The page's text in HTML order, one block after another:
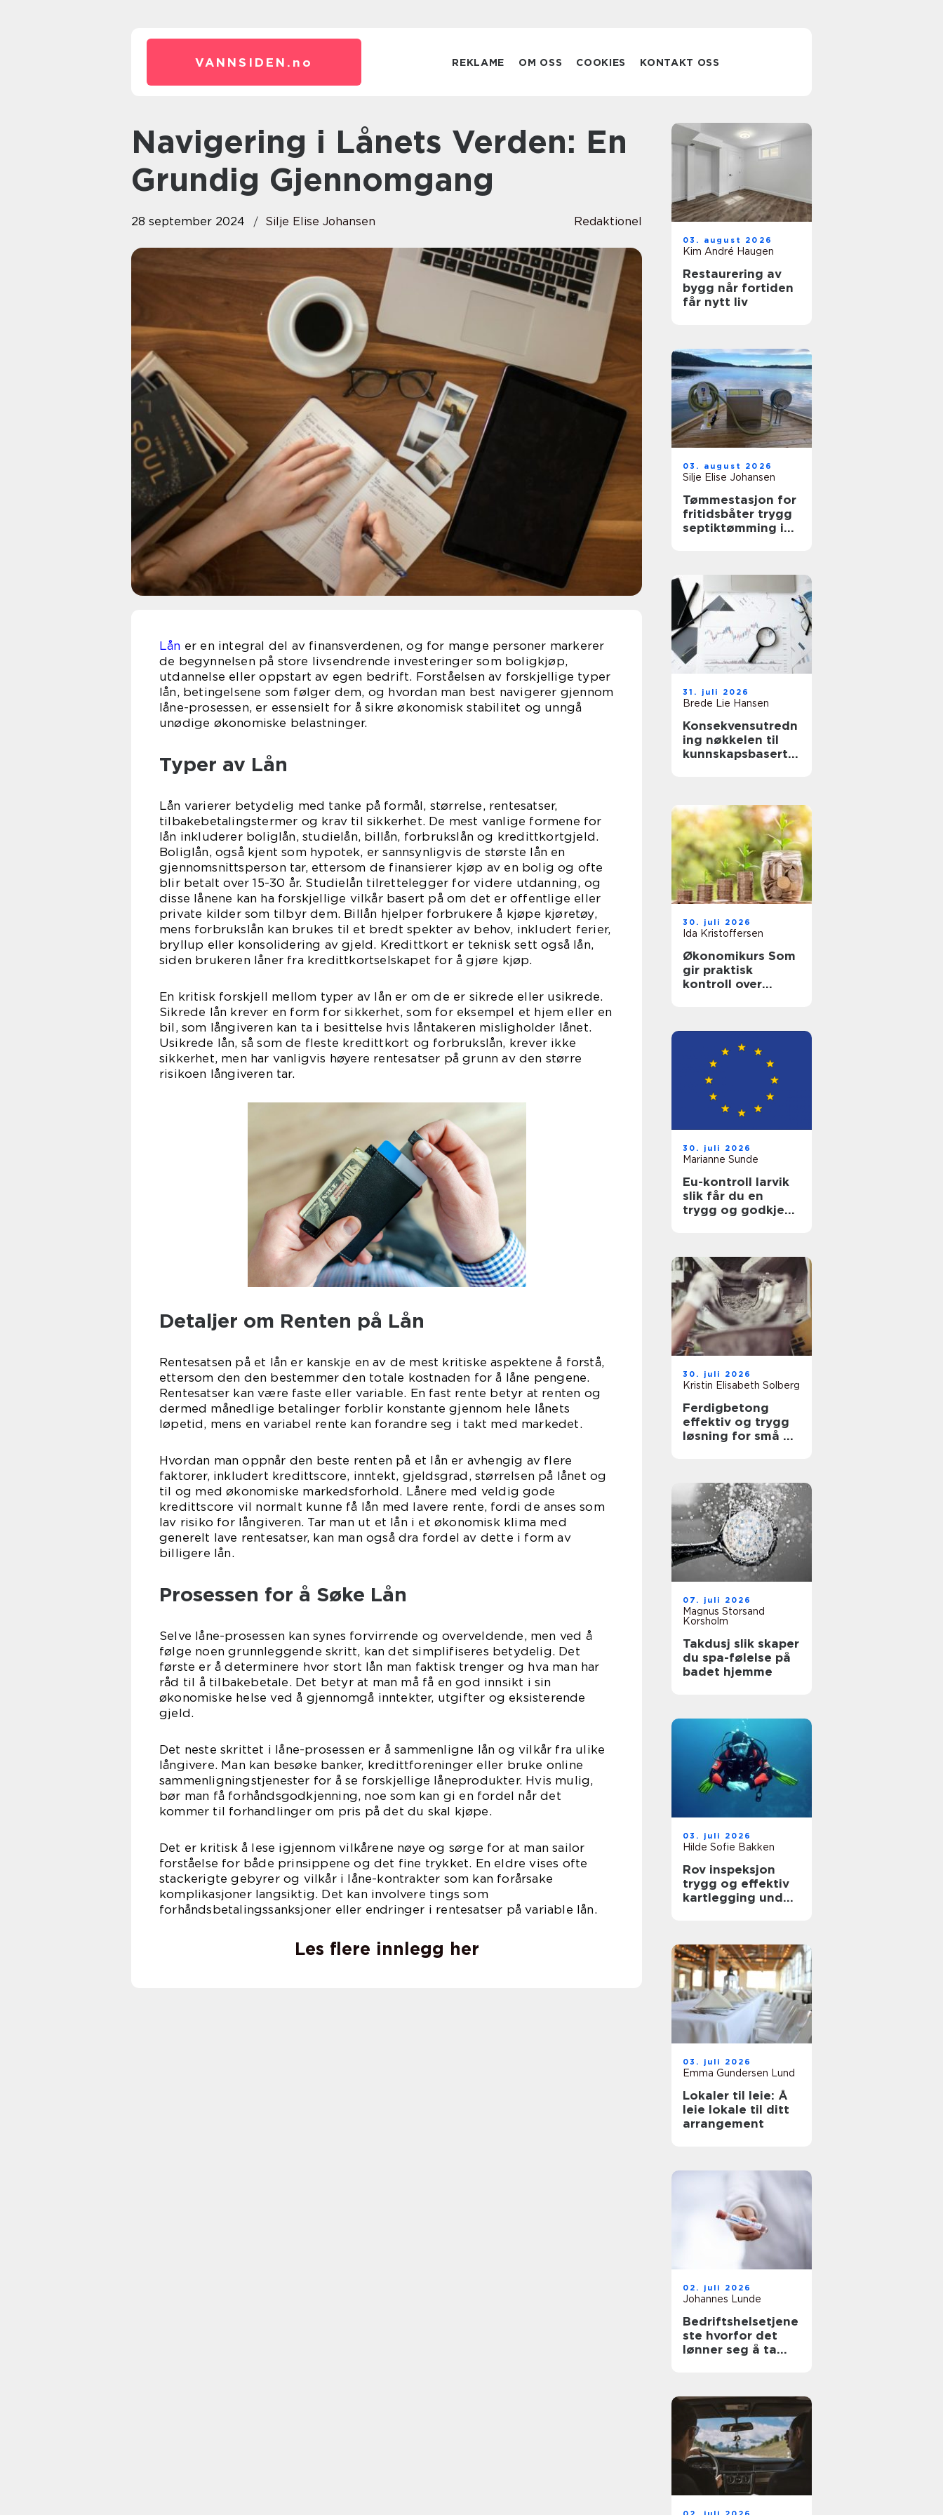
VANNSIDEN. no REKLAME OM OSS COOKIES KONTAKT OSS
Navigering i Lånets Verden: En
Grundig Gjennomgang
28 september 2024 Silje Elise Johansen Redaktionel
Lån er en integral del av finansverdenen, og for mange personer markerer
de begynnelsen på store livsendrende investeringer som boligkjøp,
utdannelse eller oppstart av egen bedrift. Forståelsen av forskjellige typer
lån, betingelsene som følger dem, og hvordan man best navigerer gjennom
låne-prosessen, er essensielt for å sikre økonomisk stabilitet og unngå
unødige økonomiske belastninger.
Typer av Lån
Lån varierer betydelig med tanke på formål, størrelse, rentesatser,
tilbakebetalingstermer og krav til sikkerhet. De mest vanlige formene for
lån inkluderer boliglån, studielån, billån, forbrukslån og kredittkortgjeld.
Boliglån, også kjent som hypotek, er sannsynligvis de største lån en
gjennomsnittsperson tar, ettersom de finansierer kjøp av en bolig og ofte
blir betalt over 15-30 år. Studielån tilrettelegger for videre utdanning, og
disse lånene kan ha forskjellige vilkår basert på om det er offentlige eller
private kilder som tilbyr dem. Billån hjelper forbrukere å kjøpe kjøretøy,
mens forbrukslån kan brukes til et bredt spekter av behov, inkludert ferier,
bryllup eller konsolidering av gjeld. Kredittkort er teknisk sett også lån,
siden brukeren låner fra kredittkortselskapet for å gjøre kjøp.
En kritisk forskjell mellom typer av lån er om de er sikrede eller usikrede.
Sikrede lån krever en form for sikkerhet, som for eksempel et hjem eller en
bil, som långiveren kan ta i besittelse hvis låntakeren misligholder lånet.
Usikrede lån, så som de fleste kredittkort og forbrukslån, krever ikke
sikkerhet, men har vanligvis høyere rentesatser på grunn av den større
risikoen långiveren tar.
Detaljer om Renten på Lån
Rentesatsen på et lån er kanskje en av de mest kritiske aspektene å forstå,
ettersom den den bestemmer den totale kostnaden for å låne pengene.
Rentesatser kan være faste eller variable. En fast rente betyr at renten og
dermed månedlige betalinger forblir konstante gjennom hele lånets
løpetid, mens en variabel rente kan forandre seg i takt med markedet.
Hvordan man oppnår den beste renten på et lån er avhengig av flere
faktorer, inkludert kredittscore, inntekt, gjeldsgrad, størrelsen på lånet og
til og med økonomiske markedsforhold. Lånere med veldig gode
kredittscore vil normalt kunne få lån med lavere rente, fordi de anses som
lav risiko for långiveren. Tar man ut et lån i et økonomisk klima med
generelt lave rentesatser, kan man også dra fordel av dette i form av
billigere lån.
Prosessen for å Søke Lån
Selve låne-prosessen kan synes forvirrende og overveldende, men ved å
følge noen grunnleggende skritt, kan det simplifiseres betydelig. Det
første er å determinere hvor stort lån man faktisk trenger og hva man har
råd til å tilbakebetale. Det betyr at man må få en god innsikt i sin
økonomiske helse ved å gjennomgå inntekter, utgifter og eksisterende
gjeld.
Det neste skrittet i låne-prosessen er å sammenligne lån og vilkår fra ulike
långivere. Man kan besøke banker, kredittforeninger eller bruke online
sammenligningstjenester for å se forskjellige låneprodukter. Hvis mulig,
bør man få forhåndsgodkjenning, noe som kan gi en fordel når det
kommer til forhandlinger om pris på det du skal kjøpe.
Det er kritisk å lese igjennom vilkårene nøye og sørge for at man sailor
forståelse for både prinsippene og det fine trykket. En eldre vises ofte
stackerigte gebyrer og vilkår i låne-kontrakter som kan forårsake
komplikasjoner langsiktig. Det kan involvere tings som
forhåndsbetalingssanksjoner eller endringer i rentesatser på variable lån.
Les flere innlegg her
03. august 2026
Kim André Haugen
Restaurering av
bygg når fortiden
får nytt liv
03. august 2026
Silje Elise Johansen
Tømmestasjon for
fritidsbåter trygg
septiktømming i
31. juli 2026
Brede Lie Hansen
Konsekvensutredn
ing nøkkelen til
kunnskapsbaserte
30. juli 2026
Ida Kristoffersen
Økonomikurs Som
gir praktisk
kontroll over
30. juli 2026
Marianne Sunde
Eu-kontroll larvik
slik får du en
trygg og godkjent
30. juli 2026
Kristin Elisabeth Solberg
Ferdigbetong
effektiv og trygg
løsning for små og
07. juli 2026
Magnus Storsand
Korsholm
Takdusj slik skaper
du spa-følelse på
badet hjemme
03. juli 2026
Hilde Sofie Bakken
Rov inspeksjon
trygg og effektiv
kartlegging under
03. juli 2026
Emma Gundersen Lund
Lokaler til leie: Å
leie lokale til ditt
arrangement
02. juli 2026
Johannes Lunde
Bedriftshelsetjene
ste hvorfor det
lønner seg å ta